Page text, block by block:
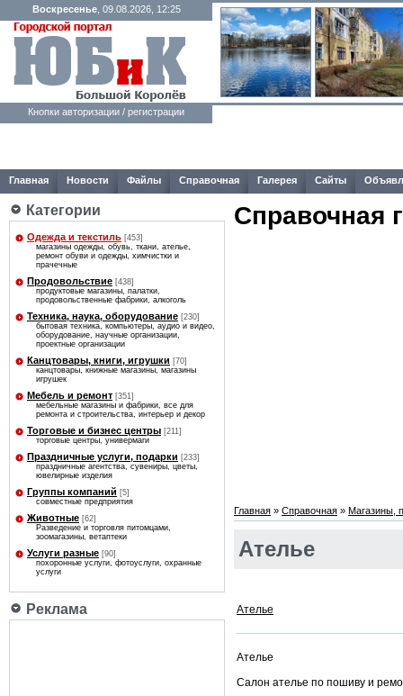
Воскресенье, 09.08.2026, 12:25
Кнопки авторизации / регистрации
Главная Новости Файлы Справочная Галерея Сайты
Категории
Одежда и текстиль [453]
магазины одежды, обувь, ткани, ателье,
ремонт обуви и одежды, химчистки и
прачечные
Продовольствие [438]
продуктовые магазины, палатки,
продовольственные фабрики, алкоголь
Техника, наука, оборудование [230]
бытовая техника, компьютеры, аудио и видео,
оборудование, научные организации,
проектные организации
Канцтовары, книги, игрушки [70]
канцтовары, книжные магазины, магазины
игрушек
Мебель и ремонт [351]
мебельные магазины и фабрики, все для
ремонта и строительства, интерьер и декор
Торговые и бизнес центры [211]
торговые центры, универмаги
Праздничные услуги, подарки [233]
праздничные агентства, сувениры, цветы,
ювелирные изделия
Группы компаний [5]
совместные предприятия
Животные [62]
Разведение и торговля питомцами,
зоомагазины, ветаптеки
Услуги разные [90]
похоронные услуги, фотоуслуги, охранные
услуги
Реклама
Справочная
Главная » Справочная » Магазины,
Ателье
Ателье
Ателье
Салон ателье по пошиву и